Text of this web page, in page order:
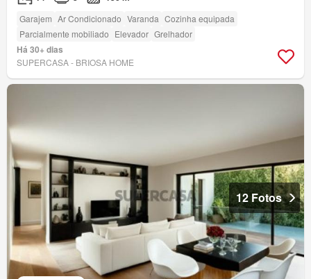
Garajem Ar Condicionado Varanda Cozinha equipada
Parcialmente mobiliado Elevador Grelhador
Há 30+ dias
SUPERCASA - BRIOSA HOME
12 Fotos